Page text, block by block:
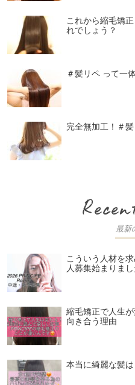
これから縮毛矯
れでしょう？
＃髪リペ って一
完全無加工！＃
最新
こういう人材を
人募集始まりまし
縮毛矯正で人生
向き合う理由
本当に綺麗な髪